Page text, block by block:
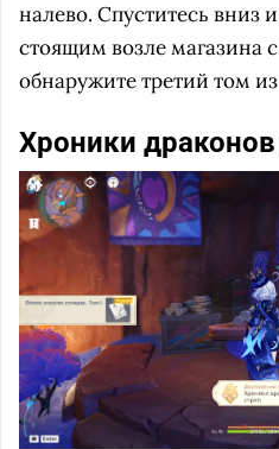
налево. Спуститесь вниз
стоящим возле магазина
обнаружите третий том
Хроники драконов